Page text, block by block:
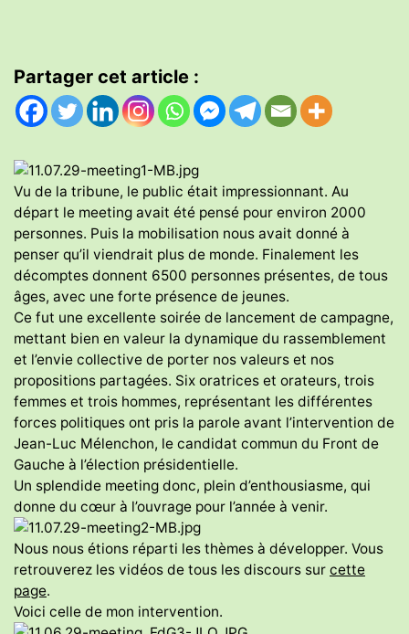
Partager cet article :
Vu de la tribune, le public était impressionnant. Au
départ le meeting avait été pensé pour environ 2000
personnes. Puis la mobilisation nous avait donné à
penser qu’il viendrait plus de monde. Finalement les
décomptes donnent 6500 personnes présentes, de tous
âges, avec une forte présence de jeunes.
Ce fut une excellente soirée de lancement de campagne,
mettant bien en valeur la dynamique du rassemblement
et l’envie collective de porter nos valeurs et nos
propositions partagées. Six oratrices et orateurs, trois
femmes et trois hommes, représentant les différentes
forces politiques ont pris la parole avant l’intervention de
Jean-Luc Mélenchon, le candidat commun du Front de
Gauche à l’élection présidentielle.
Un splendide meeting donc, plein d’enthousiasme, qui
donne du cœur à l’ouvrage pour l’année à venir.
Nous nous étions réparti les thèmes à développer. Vous
retrouverez les vidéos de tous les discours sur cette
page.
Voici celle de mon intervention.